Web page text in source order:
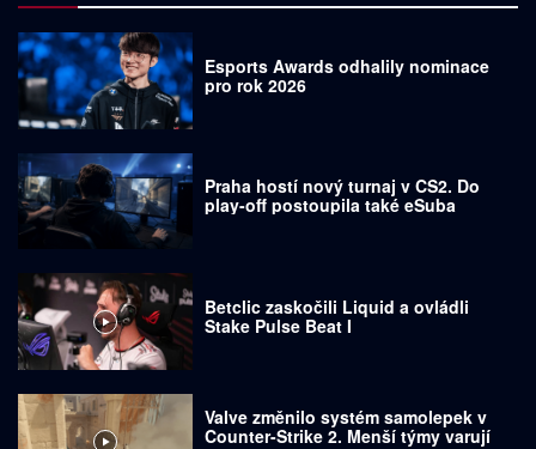
Esports Awards odhalily nominace
pro rok 2026
Praha hostí nový turnaj v CS2. Do
play-off postoupila také eSuba
Betclic zaskočili Liquid a ovládli
Stake Pulse Beat I
Valve změnilo systém samolepek v
Counter-Strike 2. Menší týmy varují